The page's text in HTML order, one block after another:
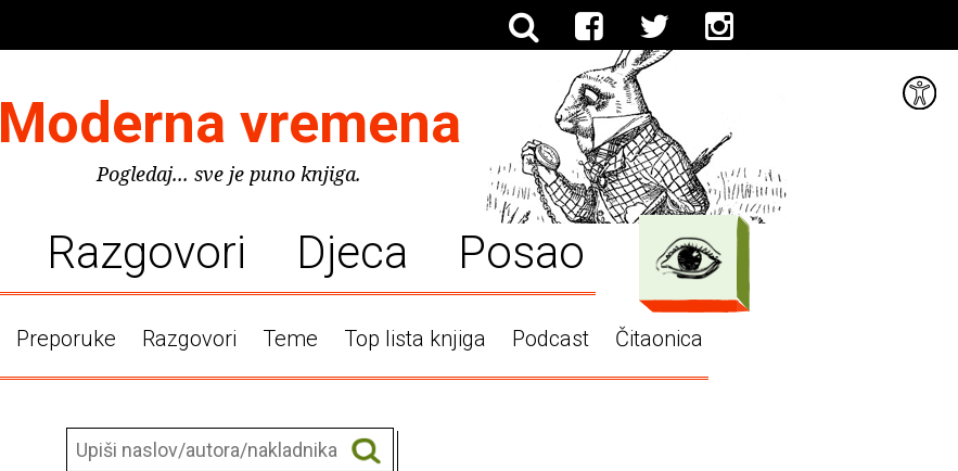
Moderna vremena
Pogledaj... sve je puno knjiga.
Razgovori Djeca Posao
Preporuke Razgovori Teme Top lista knjiga Podcast Čitaonica